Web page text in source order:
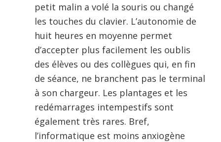
petit malin a volé la souris ou changé
les touches du clavier. L’autonomie de
huit heures en moyenne permet
d’accepter plus facilement les oublis
des élèves ou des collègues qui, en fin
de séance, ne branchent pas le terminal
à son chargeur. Les plantages et les
redémarrages intempestifs sont
également très rares. Bref,
l’informatique est moins anxiogène